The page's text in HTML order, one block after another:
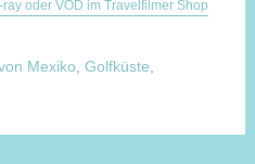
oder VOD im Travelfilmer Shop
Mexiko Golfküste